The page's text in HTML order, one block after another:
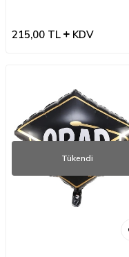
215,00 TL KDV
Tükendi